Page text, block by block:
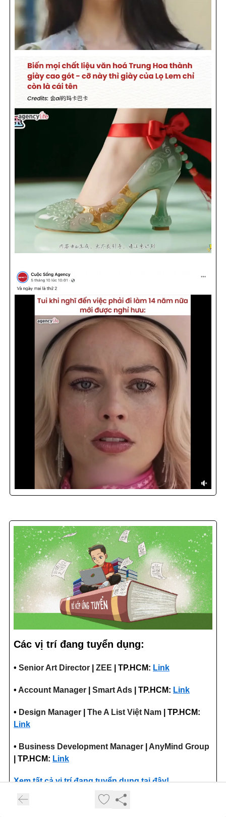
Các vị trí đang tuyển dụng:
• Senior Art Director ZEE | TP.HCM: Link
• Account Manager Smart Ads | TP.HCM: Link
• Design Manager The A List Việt Nam | TP.HCM:
Link
• Business Development Manager
AnyMind Group
| TP.HCM: Link
Xem tất cả vị trí đang tuyển dụng tại đây!